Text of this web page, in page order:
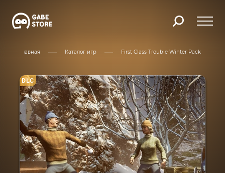
Главная Каталог игр First Class Trouble Winter Pack
DLC